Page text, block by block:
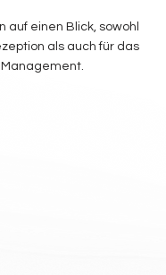
auf einen Blick, sowohl
als auch für das
Management.